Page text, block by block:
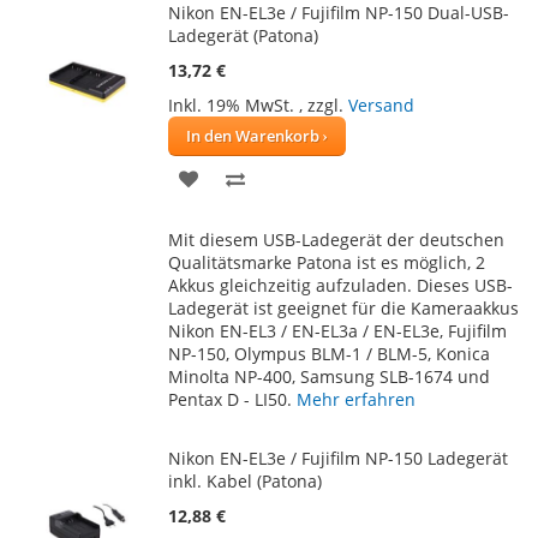
Nikon EN-EL3e / Fujifilm NP-150 Dual-USB-
Ladegerät (Patona)
13,72 €
Inkl. 19% MwSt. , zzgl. Versand
In den Warenkorb
ZUR
HINZUFÜGEN
HINZUFÜGEN
Mit diesem USB-Ladegerät der deutschen
Qualitätsmarke Patona ist es möglich, 2
Akkus gleichzeitig aufzuladen. Dieses USB-
Ladegerät ist geeignet für die Kameraakkus
Nikon EN-EL3 / EN-EL3a / EN-EL3e, Fujifilm
NP-150, Olympus BLM-1 / BLM-5, Konica
Minolta NP-400, Samsung SLB-1674 und
Pentax D - LI50. Mehr erfahren
Nikon EN-EL3e / Fujifilm NP-150 Ladegerät
inkl. Kabel (Patona)
12,88 €